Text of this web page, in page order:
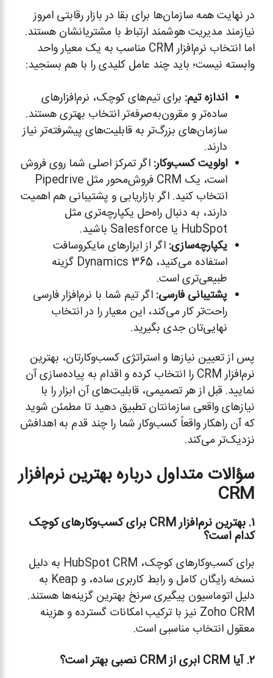
در نهایت همه سازمان‌ها برای بقا در بازار رقابتی امروز
نیازمند مدیریت هوشمند ارتباط با مشتریانشان هستند.
اما انتخاب نرم‌افزار CRM مناسب به یک معیار واحد
وابسته نیست؛ باید چند عامل کلیدی را با هم بسنجید:
اندازه تیم: برای تیم‌های کوچک، نرم‌افزارهای
ساده‌تر و مقرون‌به‌صرفه‌تر انتخاب بهتری هستند.
سازمان‌های بزرگ‌تر به قابلیت‌های پیشرفته‌تر نیاز
دارند.
اولویت کسب‌وکار: اگر تمرکز اصلی شما روی فروش
است، یک CRM فروش‌محور مثل Pipedrive
انتخاب کنید. اگر بازاریابی و پشتیبانی هم اهمیت
دارند، به دنبال راه‌حل یکپارچه‌تری مثل
HubSpot یا Salesforce باشید.
یکپارچه‌سازی: اگر از ابزارهای مایکروسافت
استفاده می‌کنید، Dynamics 365 گزینه
طبیعی‌تری است.
پشتیبانی فارسی: اگر تیم شما با نرم‌افزار فارسی
راحت‌تر کار می‌کند، این معیار را در انتخاب
نهایی‌تان جدی بگیرید.
پس از تعیین نیازها و استراتژی کسب‌وکارتان، بهترین
نرم‌افزار CRM را انتخاب کرده و اقدام به پیاده‌سازی آن
نمایید. قبل از هر تصمیمی، قابلیت‌های آن ابزار را با
نیازهای واقعی سازمانتان تطبیق دهید تا مطمئن شوید
که آن راهکار واقعاً کسب‌وکار شما را چند قدم به اهدافش
نزدیک‌تر می‌کند.
سؤالات متداول درباره بهترین نرم‌افزار
CRM
۱ . بهترین نرم‌افزار CRM برای کسب‌وکارهای کوچک
کدام است؟
برای کسب‌وکارهای کوچک، HubSpot CRM به دلیل
نسخه رایگان کامل و رابط کاربری ساده، و Keap به
دلیل اتوماسیون پیگیری سرنخ بهترین گزینه‌ها هستند.
Zoho CRM نیز با ترکیب امکانات گسترده و هزینه
معقول انتخاب مناسبی است.
۲. آیا CRM ابری از CRM نصبی بهتر است؟